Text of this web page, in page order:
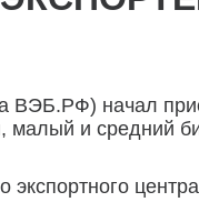
ВЭБ.РФ) начал
малый и средний